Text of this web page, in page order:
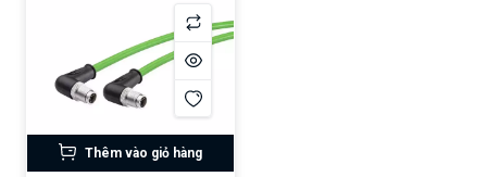
Thêm vào giỏ hàng